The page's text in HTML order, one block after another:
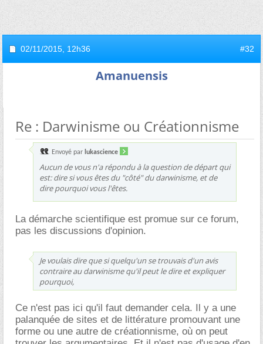
02/11/2015, 12h36 #32
Amanuensis
Re : Darwinisme ou Créationnisme
Envoyé par lukascience
Aucun de vous n'a répondu à la question de départ qui
est: dire si vous êtes du "côté" du darwinisme, et de
dire pourquoi vous l'êtes.
La démarche scientifique est promue sur ce forum,
pas les discussions d'opinion.
Je voulais dire que si quelqu'un se trouvais d'un avis
contraire au darwinisme qu'il peut le dire et expliquer
pourquoi,
Ce n'est pas ici qu'il faut demander cela. Il y a une
palanquée de sites et de littérature promouvant une
forme ou une autre de créationnisme, où on peut